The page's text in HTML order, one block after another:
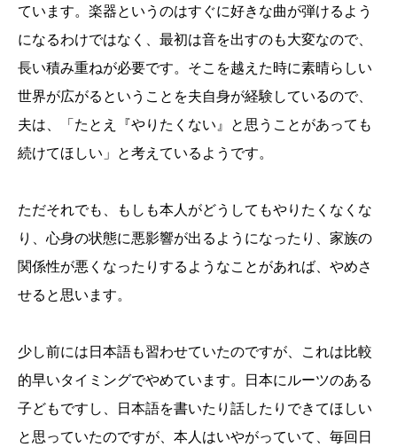
ています。楽器というのはすぐに好きな曲が弾けるよう
になるわけではなく、最初は音を出すのも大変なので、
長い積み重ねが必要です。そこを越えた時に素晴らしい
世界が広がるということを夫自身が経験しているので、
夫は、「たとえ『やりたくない』と思うことがあっても
続けてほしい」と考えているようです。
ただそれでも、もしも本人がどうしてもやりたくなくな
り、心身の状態に悪影響が出るようになったり、家族の
関係性が悪くなったりするようなことがあれば、やめさ
せると思います。
少し前には日本語も習わせていたのですが、これは比較
的早いタイミングでやめています。日本にルーツのある
子どもですし、日本語を書いたり話したりできてほしい
と思っていたのですが、本人はいやがっていて、毎回日